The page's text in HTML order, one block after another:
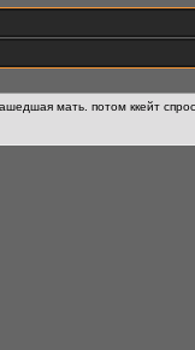
мать. потом ккейт